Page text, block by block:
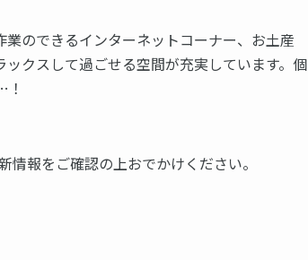
のできるインターネットコーナー、お土産
クスして過ごせる空間が充実しています。個
報をご確認の上おでかけください。